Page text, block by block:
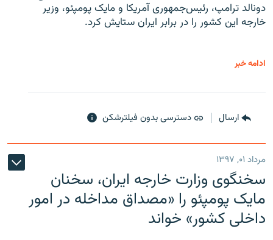
دونالد ترامپ، رئیس‌جمهوری آمریکا و مایک پومپئو، وزیر
خارجه این کشور را در برابر ایران ستایش کرد.
ادامه خبر
ارسال دسترسی بدون فیلترشکن
مرداد ۰۱, ۱۳۹۷
سخنگوی وزارت خارجه ایران، سخنان
مایک پومپئو را «مصداق مداخله در امور
داخلی کشور» خواند